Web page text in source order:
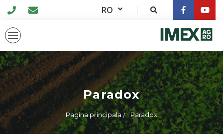
RO
Paradox
Pagina principala Paradox